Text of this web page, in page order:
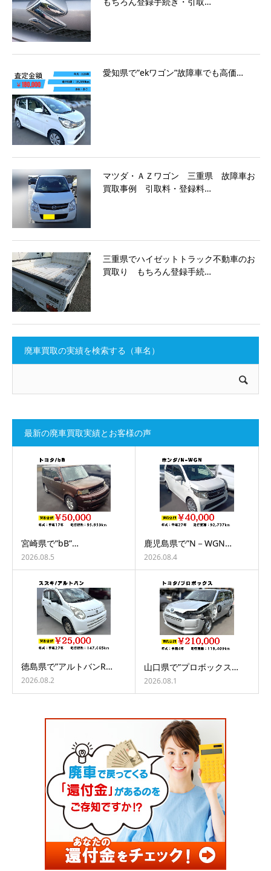
愛知県で”ekワゴン”故障車でも高価…
マツダ・ＡＺワゴン 三重県 故障車お
買取事例 引取料・登録料…
三重県でハイゼットトラック不動車のお
買取り もちろん登録手続…
廃車買取の実績を検索する（車名）
最新の廃車買取実績とお客様の声
宮崎県で”bB”…
2026.08.5
鹿児島県で”N－WGN…
2026.08.4
徳島県で”アルトバンR…
2026.08.2
山口県で”プロボックス…
2026.08.1